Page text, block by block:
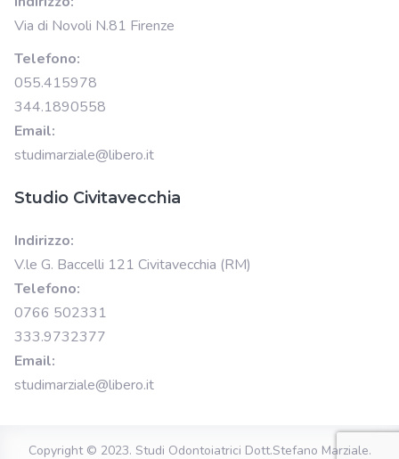
Via di Novoli N.81 Firenze
Telefono:
055.415978
344.1890558
Email:
studimarziale@libero.it
Studio Civitavecchia
Indirizzo:
V.le G. Baccelli 121 Civitavecchia (RM)
Telefono:
0766 502331
333.9732377
Email:
studimarziale@libero.it
Copyright © 2023. Studi Odontoiatrici Dott.Stefano Marziale.